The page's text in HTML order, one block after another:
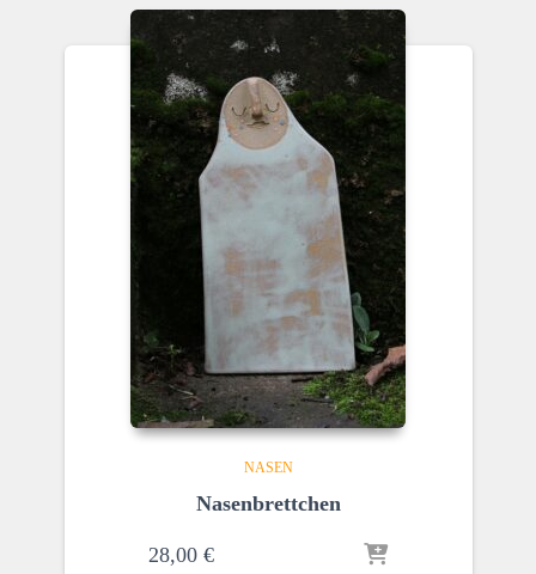
NASEN
Nasenbrettchen
28,00 €